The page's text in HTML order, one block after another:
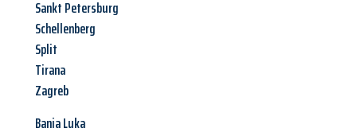
Sankt Petersburg
Schellenberg
Split
Tirana
Zagreb
Banja Luka